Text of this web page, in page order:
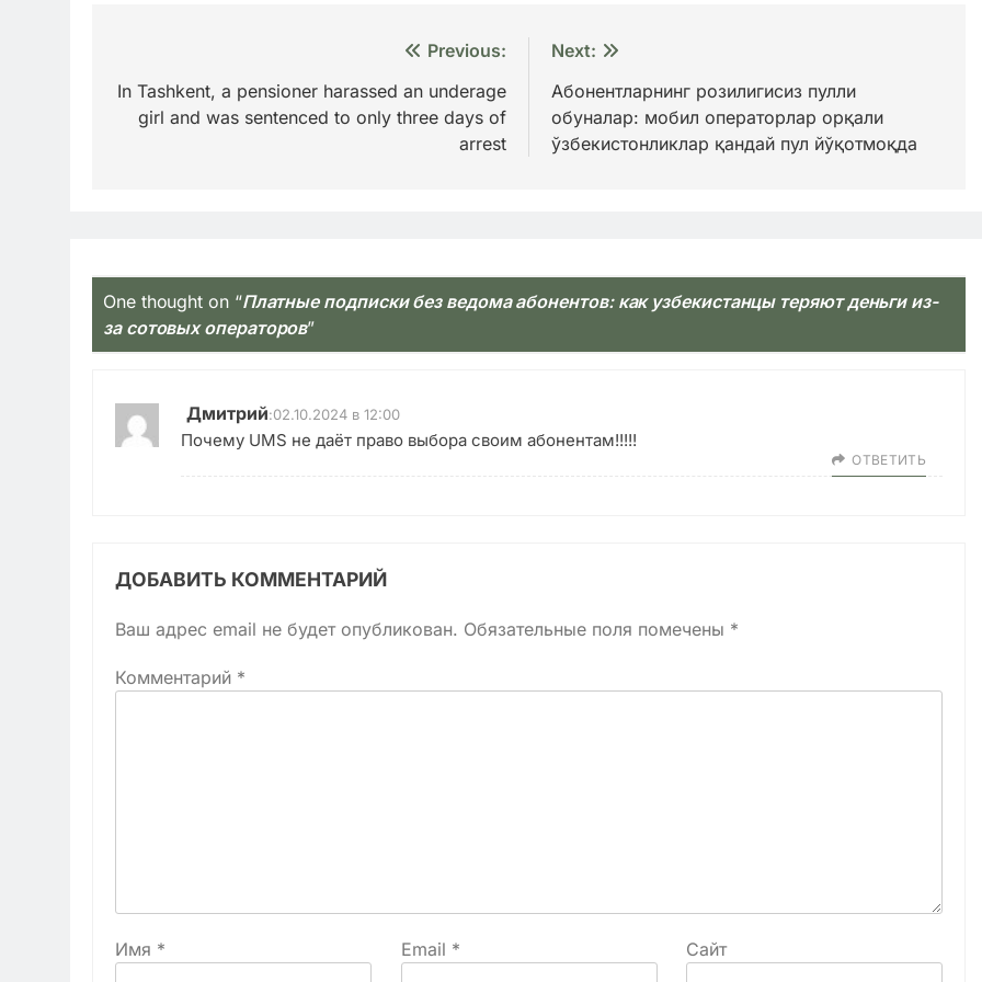
по
записям
Previous:
In Tashkent, a pensioner harassed an underage
girl and was sentenced to only three days of
arrest
Next:
Абонентларнинг розилигисиз пулли
обуналар: мобил операторлар орқали
ўзбекистонликлар қандай пул йўқотмоқда
One thought on “Платные подписки без ведома абонентов: как узбекистанцы теряют деньги из-
за сотовых операторов”
Дмитрий:02.10.2024 в 12:00
Почему UMS не даёт право выбора своим абонентам!!!!!
ОТВЕТИТЬ
ДОБАВИТЬ КОММЕНТАРИЙ
Ваш адрес email не будет опубликован. Обязательные поля помечены *
Комментарий *
Имя * Email * Сайт